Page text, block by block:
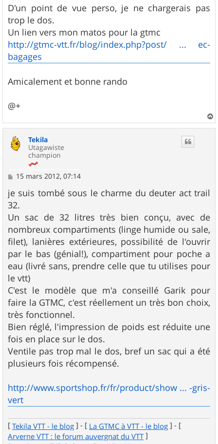
g
e
D'un point de vue perso, je ne chargerais pas
trop le dos.
Un lien vers mon matos pour la gtmc
http://gtmc-vtt.fr/blog/index.php?post/ ... ec-
bagages
Amicalement et bonne rando
@+
a
Tekila
Utagawiste
champion
M
s
s
a
g
e
15 mars 2012, 07:14
je suis tombé sous le charme du deuter act trail
32.
Un sac de 32 litres très bien conçu, avec de
nombreux compartiments (linge humide ou sale,
filet), lanières extérieures, possibilité de l'ouvrir
par le bas (génial!), compartiment pour poche a
eau (livré sans, prendre celle que tu utilises pour
le vtt)
C'est le modèle que m'a conseillé Garik pour
faire la GTMC, c'est réellement un très bon choix,
très fonctionnel.
Bien réglé, l'impression de poids est réduite une
fois en place sur le dos.
Ventile pas trop mal le dos, bref un sac qui a été
plusieurs fois récompensé.
http://www.sportshop.fr/fr/product/show ... -gris-
vert
[ Tekila VTT - le blog ] - [ La GTMC à VTT - le blog ] - [
Arverne VTT : le forum auvergnat du VTT ]